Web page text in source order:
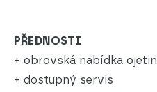
PŘEDNOSTI
+ obrovská nabídka ojetin
+ dostupný servis